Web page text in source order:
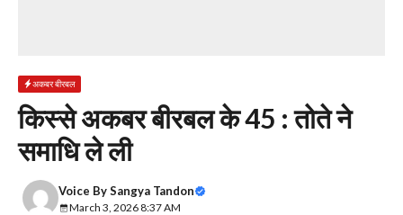
अकबर बीरबल
किस्से अकबर बीरबल के 45 : तोते ने
समाधि ले ली
Voice BySangya Tandon
March 3, 2026 8:37 AM